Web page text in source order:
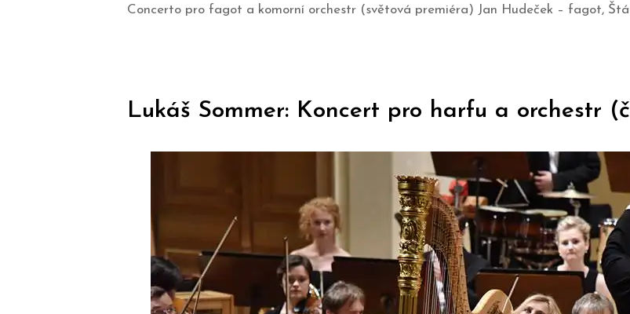
Concerto pro fagot a komorní orchestr (světová premiéra) Jan Hudeček – fagot,
Lukáš Sommer: Koncert pro harfu a orchestr